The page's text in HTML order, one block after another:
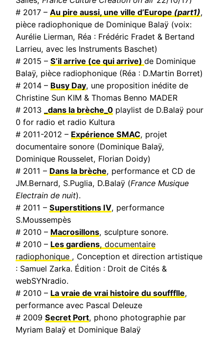
# 2017 – Au pire aussi, une ville d’Europe (part1),
pièce radiophonique de Dominique Balaÿ (voix:
Aurélie Lierman, Réa : Frédéric Fradet & Bertand
Larrieu, avec les Instruments Baschet)
# 2015 – S’il arrive (ce qui arrive) de Dominique
Balaÿ, pièce radiophonique (Réa : D.Martin Borret)
# 2014 – Busy Day, une proposition inédite de
Christine Sun KIM & Thomas Benno MADER
# 2013
_dans la brèche_0 playlist de D.Balaÿ pour
0 for radio et radio Kultura
# 2011-2012 – Expérience SMAC, projet
documentaire sonore (Dominique Balaÿ,
Dominique Rousselet, Florian Doidy)
# 2011 – Dans la brèche, performance et CD de
JM.Bernard, S.Puglia, D.Balaÿ (France Musique
Electrain de nuit).
# 2011 – Superstitions IV, performance
S.Moussempès
# 2010 – Macrosillons, sculpture sonore.
# 2010 – Les gardiens, documentaire
radiophonique , Conception et direction artistique
: Samuel Zarka. Édition : Droit de Cités &
webSYNradio.
# 2010 – La vraie de vrai histoire du souffflle,
performance avec Pascal Deleuze
# 2009 Secret Port, phono photographie par
Myriam Balaÿ et Dominique Balaÿ